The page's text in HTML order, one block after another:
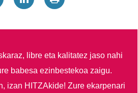
libre eta kalitatez jaso nahi
babesa ezinbestekoa zaigu.
izan HITZAkide!Zure ekarpenari